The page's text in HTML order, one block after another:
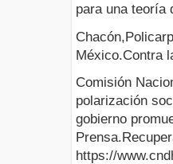
para una teoría
México.Contra
Comisión
polarización
gobierno
https://